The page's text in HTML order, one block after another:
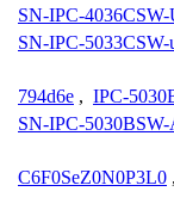
SN-IPC-
SN-IPC-5033CSW-
794d6e , IPC-
SN-IPC-
C6F0SeZ0N0P3L0 ,